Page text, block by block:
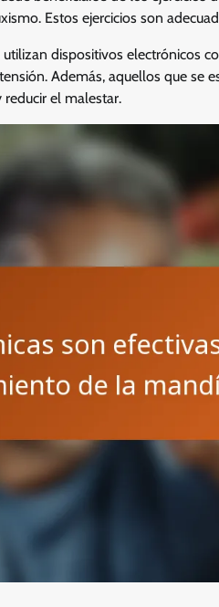
Estos ejercicios son
dispositivos electrónicos
Además, aquellos que se
reducir el malestar.